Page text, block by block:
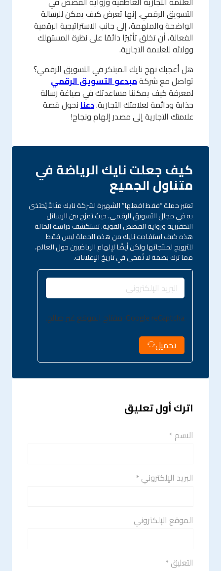
التسويق الرقمي. إنها تعرض كيف يمكن للرسالة
الواضحة والملهمة، إلى جانب الاستراتيجية الرقمية
الفعالة، أن تخلق تأثيرًا دائمًا على نظرة المستهلك
وولائه للعلامة التجارية.
هل أعجبك نهج نايك المبتكر في التسويق الرقمي؟
تواصل مع شركةمبدعو التسويق الرقمي
لمعرفة كيف يمكننا مساعدتك في صياغة رسالة
جذابة ودائمة لعلامتك التجارية.دعنانحول قصة
علامتك التجارية إلى مصدر إلهام ونجاح!
كيف جعلت نايك الرياضة في
متناول الجميع
تعتبر حملة “فقط افعلها” الشهيرة لشركة نايك مثالاً يُحتذى
به في مجال التسويق الرقمي، حيث تمزج بين الرسائل
التحفيزية ورواية القصص القوية. تستكشف دراسة الحالة
هذه كيف استفادت نايك من هذه الحملة ليس فقط
للترويج لمنتجاتها ولكن أيضًا لإلهام الرياضيين حول العالم،
مما ترك بصمة لا تُمحى في تاريخ الإعلانات.
Google reCaptcha: مفتاح الموقع غير صالح.
تحميل
اترك أول تعليق
الاسم *
البريد الإلكتروني *
الموقع الإلكتروني
التعليق *